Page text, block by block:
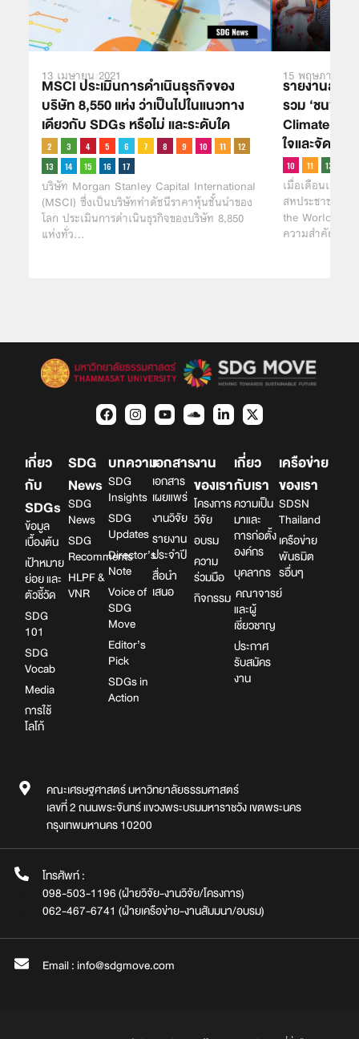
13 เมษายน 2021
MSCI ประเมินการดำเนินธุรกิจของ
บริษัท 8,550 แห่ง ว่าเป็นไปในแนวทาง
เดียวกับ SDGs หรือไม่ และระดับใด
บริษัท Morgan Stanley Capital International
(MSCI) ซึ่งเป็นบริษัททำดัชนีราคาหุ้นชั้นนำของ
โลก ประเมินการดำเนินธุรกิจของบริษัท 8,850
แห่งทั่ว…
15 พฤษภาคม
รายงานล่าสุ
รวม ‘ชนพื้น
Climate
ใจและจัดกา
เมื่อเดือนเมษา
สหประชาชาติไ
the World’s
ความสำคัญแล
เกี่ยว
กับ
SDGs
ข้อมูล
เบื้องต้น
เป้าหมาย
ย่อย และ
ตัวชี้วัด
SDG
101
SDG
Vocab
Media
การใช้
โลโก้
SDG
News
SDG
News
SDG
Recomments
HLPF &
VNR
บทความ
SDG
Insights
SDG
Updates
Director’s
Note
Voice of
SDG
Move
Editor’s
Pick
SDGs in
Action
เอกสาร
เอกสาร
เผยแพร่
งานวิจัย
รายงาน
ประจำปี
สื่อนำ
เสนอ
งาน
ของเรา
โครงการ
วิจัย
อบรม
ความ
ร่วมมือ
กิจกรรม
เกี่ยว
กับเรา
ความเป็น
มาและ
การก่อตั้ง
องค์กร
บุคลากร
คณาจารย์
และผู้
เชี่ยวชาญ
ประกาศ
รับสมัคร
งาน
เครือข่าย
ของเรา
SDSN
Thailand
เครือข่าย
พันธมิต
รอื่นๆ
คณะเศรษฐศาสตร์ มหาวิทยาลัยธรรมศาสตร์
เลขที่ 2 ถนนพระจันทร์ แขวงพระบรมมหาราชวัง เขตพระนคร
กรุงเทพมหานคร 10200
โทรศัพท์ :
098-503-1196 (ฝ่ายวิจัย-งานวิจัย/โครงการ)
062-467-6741 (ฝ่ายเครือข่าย-งานสัมมนา/อบรม)
Email : info@sdgmove.com